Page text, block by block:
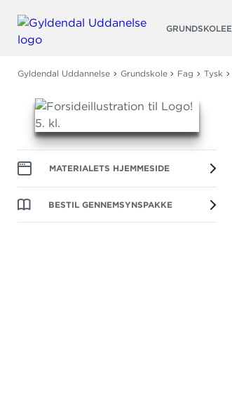
GRUNDSKOLE
Gyldendal Uddannelse Grundskole Fag Tysk
MATERIALETS HJEMMESIDE
BESTIL GENNEMSYNSPAKKE